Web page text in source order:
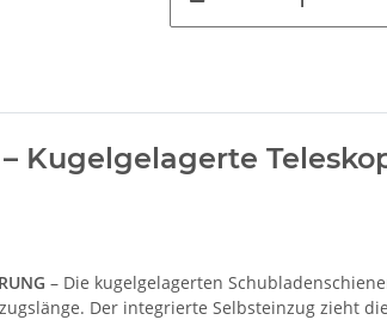
Kugelgelagerte
– Die kugelgelagerten
Der integrierte Selbsteinzug zieht